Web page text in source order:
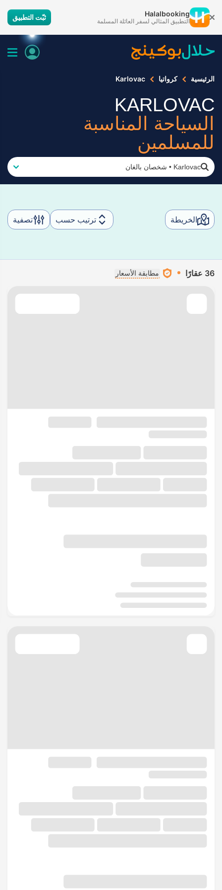
Halalbooking
التطبيق المثالي لسفر العائلة المسلمة ثبّت التطبيق
الرئيسية كرواتيا Karlovac
KARLOVAC
السياحة المناسبة
للمسلمين
Karlovac
• شخصان بالغان
الخريطة ترتيب حسب تصفية
36 عقارًا مطابقة الأسعار